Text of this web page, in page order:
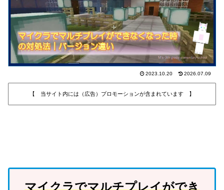
2023.10.20 2026.07.09
【 当サイト内には（広告）プロモーションが含まれています 】
マイクラでマルチプレイができ